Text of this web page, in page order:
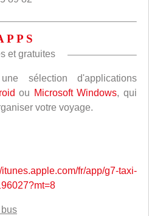
et gratuites
sélection d'applications
ou Microsoft Windows, qui
votre voyage.
itunes.apple.com/fr/app/g7-taxi-
bus